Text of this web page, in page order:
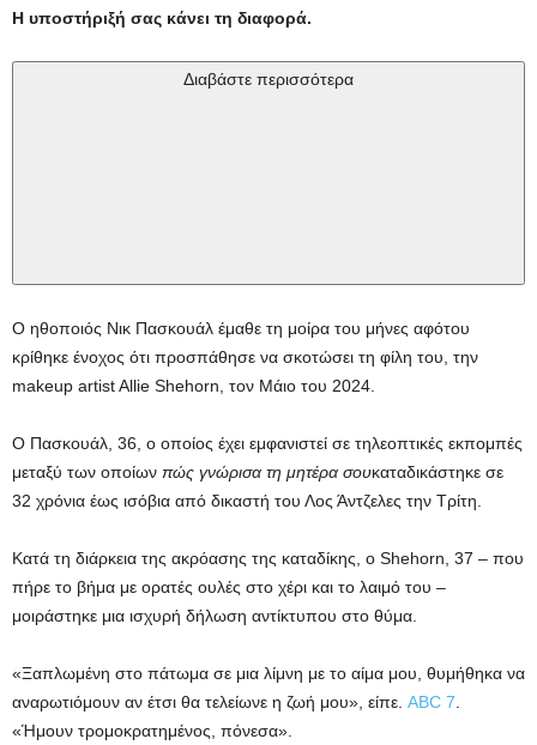
Η υποστήριξή σας κάνει τη διαφορά.
Διαβάστε περισσότερα
Ο ηθοποιός Νικ Πασκουάλ έμαθε τη μοίρα του μήνες αφότου
κρίθηκε ένοχος ότι προσπάθησε να σκοτώσει τη φίλη του, την
makeup artist Allie Shehorn, τον Μάιο του 2024.
Ο Πασκουάλ, 36, ο οποίος έχει εμφανιστεί σε τηλεοπτικές εκπομπές
μεταξύ των οποίων πώς γνώρισα τη μητέρα σουκαταδικάστηκε σε
32 χρόνια έως ισόβια από δικαστή του Λος Άντζελες την Τρίτη.
Κατά τη διάρκεια της ακρόασης της καταδίκης, ο Shehorn, 37 – που
πήρε το βήμα με ορατές ουλές στο χέρι και το λαιμό του –
μοιράστηκε μια ισχυρή δήλωση αντίκτυπου στο θύμα.
«Ξαπλωμένη στο πάτωμα σε μια λίμνη με το αίμα μου, θυμήθηκα να
αναρωτιόμουν αν έτσι θα τελείωνε η ​​ζωή μου», είπε. ABC 7
«Ήμουν τρομοκρατημένος, πόνεσα».